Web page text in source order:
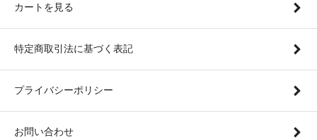
カートを見る
特定商取引法に基づく表記
プライバシーポリシー
お問い合わせ